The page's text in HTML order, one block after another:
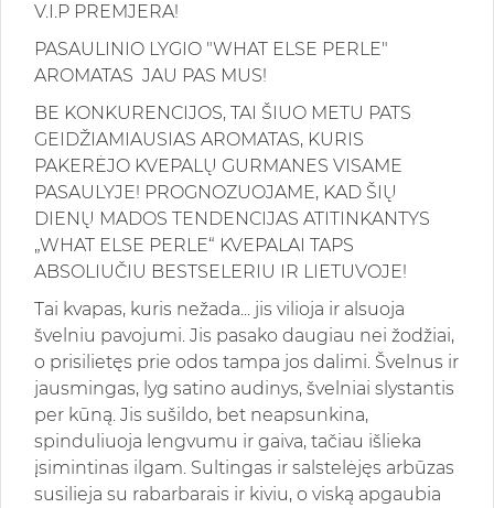
V.I.P PREMJERA!
PASAULINIO LYGIO "WHAT ELSE PERLE"
AROMATAS JAU PAS MUS!
BE KONKURENCIJOS, TAI ŠIUO METU PATS
GEIDŽIAMIAUSIAS AROMATAS, KURIS
PAKERĖJO KVEPALŲ GURMANES VISAME
PASAULYJE! PROGNOZUOJAME, KAD ŠIŲ
DIENŲ MADOS TENDENCIJAS ATITINKANTYS
„WHAT ELSE PERLE“ KVEPALAI TAPS
ABSOLIUČIU BESTSELERIU IR LIETUVOJE!
Tai kvapas, kuris nežada... jis vilioja ir alsuoja
švelniu pavojumi. Jis pasako daugiau nei žodžiai,
o prisilietęs prie odos tampa jos dalimi. Švelnus ir
jausmingas, lyg satino audinys, švelniai slystantis
per kūną. Jis sušildo, bet neapsunkina,
spinduliuoja lengvumu ir gaiva, tačiau išlieka
įsimintinas ilgam. Sultingas ir salstelėjęs arbūzas
susilieja su rabarbarais ir kiviu, o viską apgaubia